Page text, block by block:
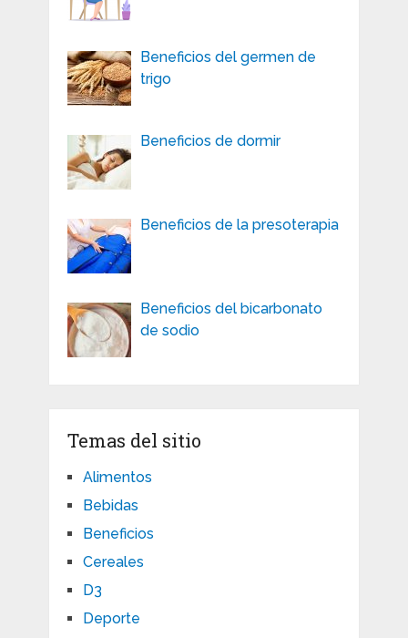
Beneficios del germen de
trigo
Beneficios de dormir
Beneficios de la presoterapia
Beneficios del bicarbonato
de sodio
Temas del sitio
Alimentos
Bebidas
Beneficios
Cereales
D3
Deporte